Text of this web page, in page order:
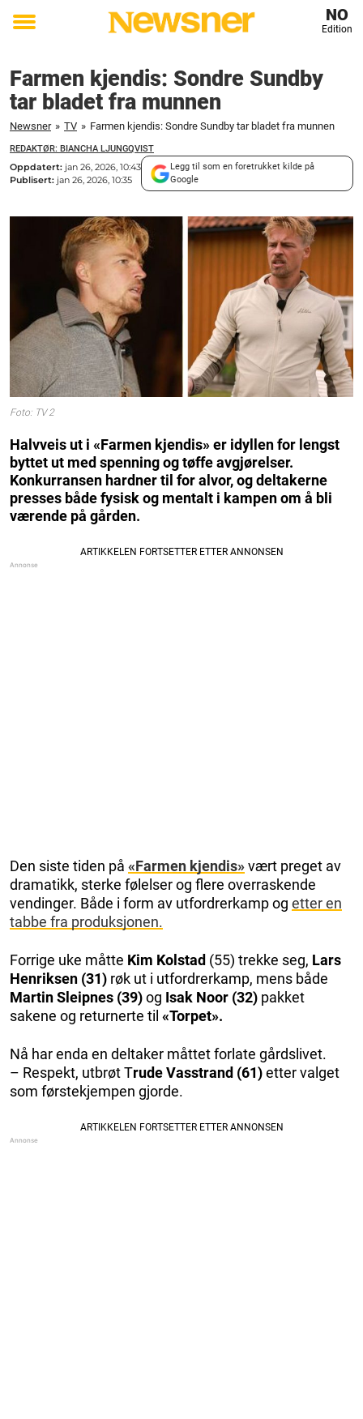
Toggle
NO
Edition
Farmen kjendis: Sondre Sundby
tar bladet fra munnen
Newsner » TV » Farmen kjendis: Sondre Sundby tar bladet fra munnen
REDAKTØR: BIANCHA LJUNGQVIST
Oppdatert: jan 26, 2026, 10:43
Publisert: jan 26, 2026, 10:35
Legg til som en foretrukket kilde på
Google
Foto: TV 2
Halvveis ut i «Farmen kjendis» er idyllen for lengst
byttet ut med spenning og tøffe avgjørelser.
Konkurransen hardner til for alvor, og deltakerne
presses både fysisk og mentalt i kampen om å bli
værende på gården.
Den siste tiden på «Farmen kjendis»vært preget av
dramatikk, sterke følelser og flere overraskende
vendinger. Både i form av utfordrerkamp og etter en
tabbe fra produksjonen.
Forrige uke måtte Kim Kolstad (55) trekke seg, Lars
Henriksen (31) røk ut i utfordrerkamp, mens både
Martin Sleipnes (39)og Isak Noor (32) pakket
sakene og returnerte til «Torpet».
Nå har enda en deltaker måttet forlate gårdslivet.
– Respekt, utbrøt Trude Vasstrand (61)etter valget
som førstekjempen gjorde.